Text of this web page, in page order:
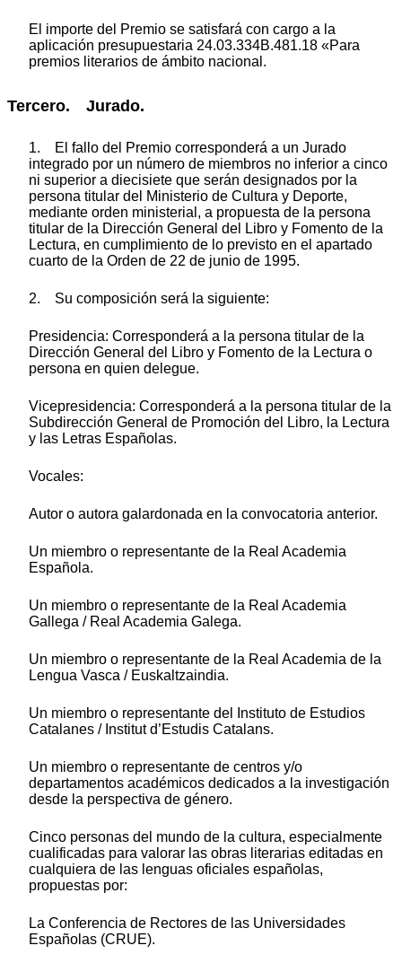
El importe del Premio se satisfará con cargo a la
aplicación presupuestaria 24.03.334B.481.18 «Para
premios literarios de ámbito nacional.
Tercero. Jurado.
1. El fallo del Premio corresponderá a un Jurado
integrado por un número de miembros no inferior a cinco
ni superior a diecisiete que serán designados por la
persona titular del Ministerio de Cultura y Deporte,
mediante orden ministerial, a propuesta de la persona
titular de la Dirección General del Libro y Fomento de la
Lectura, en cumplimiento de lo previsto en el apartado
cuarto de la Orden de 22 de junio de 1995.
2. Su composición será la siguiente:
Presidencia: Corresponderá a la persona titular de la
Dirección General del Libro y Fomento de la Lectura o
persona en quien delegue.
Vicepresidencia: Corresponderá a la persona titular de la
Subdirección General de Promoción del Libro, la Lectura
y las Letras Españolas.
Vocales:
Autor o autora galardonada en la convocatoria anterior.
Un miembro o representante de la Real Academia
Española.
Un miembro o representante de la Real Academia
Gallega / Real Academia Galega.
Un miembro o representante de la Real Academia de la
Lengua Vasca / Euskaltzaindia.
Un miembro o representante del Instituto de Estudios
Catalanes / Institut d’Estudis Catalans.
Un miembro o representante de centros y/o
departamentos académicos dedicados a la investigación
desde la perspectiva de género.
Cinco personas del mundo de la cultura, especialmente
cualificadas para valorar las obras literarias editadas en
cualquiera de las lenguas oficiales españolas,
propuestas por:
La Conferencia de Rectores de las Universidades
Españolas (CRUE).